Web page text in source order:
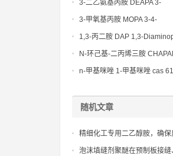
diamine CAS No10563-29-8
3-二乙氨基丙胺 DEAPA 3-
(Diethylamino)propylamine
3-甲氧基丙胺 MOPA 3-4-
Methoxypropylamine CAS
1,3-丙二胺 DAP 1,3-
No 109-76-2
N-环己基-二丙烯三胺
Methoxypropylamine CAS
n-甲基咪唑 1-甲基咪唑 cas
随机文章
精细化工专用二乙醇胺，确
定，广泛应用于精细化工行业
泡沫填缝剂聚醚在预制板接缝